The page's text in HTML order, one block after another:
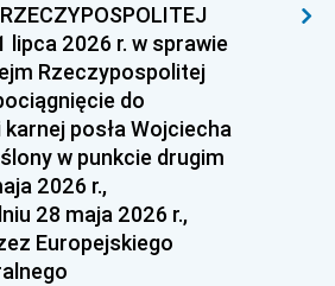
lipca 2026 r. w sprawie
Rzeczypospolitej
do
posła Wojciecha
w punkcie drugim
2026 r.,
28 maja 2026 r.,
Europejskiego